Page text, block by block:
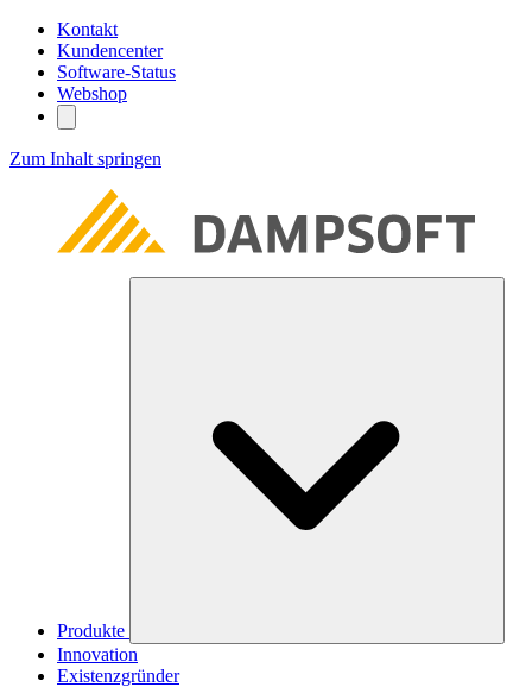
Kontakt
Kundencenter
Software-Status
Webshop
Zum Inhalt springen
Produkte
Innovation
Existenzgründer